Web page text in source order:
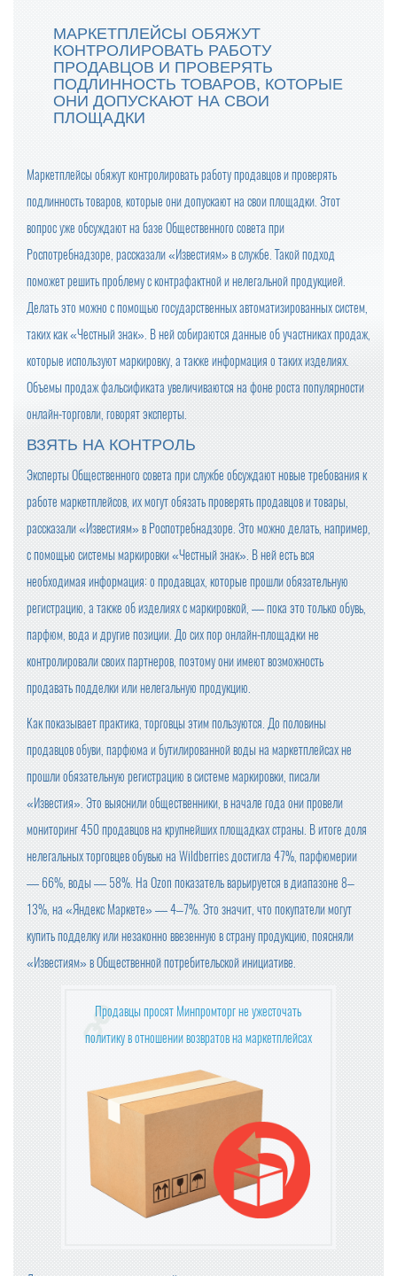
МАРКЕТПЛЕЙСЫ ОБЯЖУТ
КОНТРОЛИРОВАТЬ РАБОТУ
ПРОДАВЦОВ И ПРОВЕРЯТЬ
ПОДЛИННОСТЬ ТОВАРОВ, КОТОРЫЕ
ОНИ ДОПУСКАЮТ НА СВОИ
ПЛОЩАДКИ
Маркетплейсы обяжут контролировать работу продавцов и проверять
подлинность товаров, которые они допускают на свои площадки. Этот
вопрос уже обсуждают на базе Общественного совета при
Роспотребнадзоре, рассказали «Известиям» в службе. Такой подход
поможет решить проблему с контрафактной и нелегальной продукцией.
Делать это можно с помощью государственных автоматизированных систем,
таких как «Честный знак». В ней собираются данные об участниках продаж,
которые используют маркировку, а также информация о таких изделиях.
Объемы продаж фальсификата увеличиваются на фоне роста популярности
онлайн-торговли, говорят эксперты.
ВЗЯТЬ НА КОНТРОЛЬ
Эксперты Общественного совета при службе обсуждают новые требования к
работе маркетплейсов, их могут обязать проверять продавцов и товары,
рассказали «Известиям» в Роспотребнадзоре. Это можно делать, например,
с помощью системы маркировки «Честный знак». В ней есть вся
необходимая информация: о продавцах, которые прошли обязательную
регистрацию, а также об изделиях с маркировкой, — пока это только обувь,
парфюм, вода и другие позиции. До сих пор онлайн-площадки не
контролировали своих партнеров, поэтому они имеют возможность
продавать подделки или нелегальную продукцию.
Как показывает практика, торговцы этим пользуются. До половины
продавцов обуви, парфюма и бутилированной воды на маркетплейсах не
прошли обязательную регистрацию в системе маркировки, писали
«Известия». Это выяснили общественники, в начале года они провели
мониторинг 450 продавцов на крупнейших площадках страны. В итоге доля
нелегальных торговцев обувью на Wildberries достигла 47%, парфюмерии
— 66%, воды — 58%. На Ozon показатель варьируется в диапазоне 8–
13%, на «Яндекс Маркете» — 4–7%. Это значит, что покупатели могут
купить подделку или незаконно ввезенную в страну продукцию, поясняли
«Известиям» в Общественной потребительской инициативе.
Продавцы просят Минпромторг не ужесточать
политику в отношении возвратов на маркетплейсах